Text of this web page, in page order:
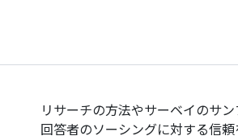
リサーチの方法やサーベイのサ
回答者のソーシングに対する信